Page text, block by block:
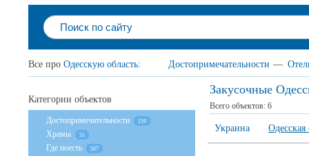
Все про Одесскую область: Достопримечательности —
Закусочные
Всего объектов: 6
Украина Одесская
Категории объектов
Достопримечательности 219
Храмы 51
Где поесть 507